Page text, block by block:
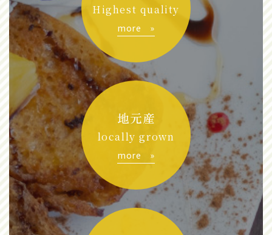
Highest quality
more »
地元産
locally grown
more »